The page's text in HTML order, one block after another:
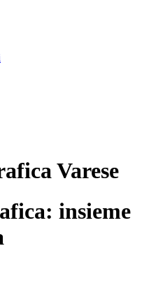
Varese
insieme